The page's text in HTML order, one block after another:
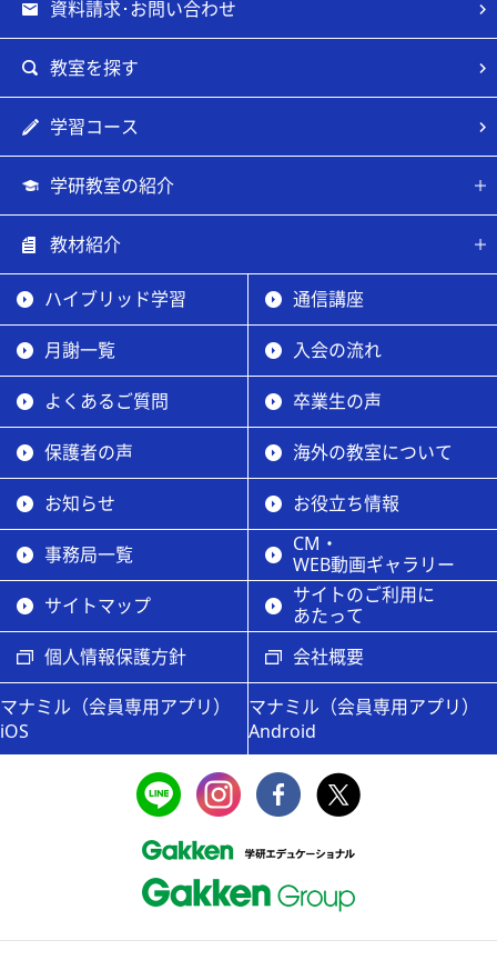
資料請求･お問い合わせ
教室を探す
学習コース
学研教室の紹介
教材紹介
ハイブリッド学習 通信講座
月謝一覧 入会の流れ
よくあるご質問 卒業生の声
保護者の声 海外の教室について
お知らせ お役立ち情報
事務局一覧
CM・
WEB動画ギャラリー
サイトマップ
サイトのご利用に
あたって
個人情報保護方針
会社概要
マナミル（会員専用アプリ）
iOS
マナミル（会員専用アプリ）
Android